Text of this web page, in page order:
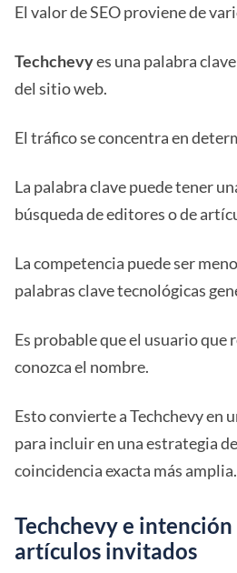
El valor de SEO proviene de
Techchevyes una palabra
del sitio web.
El tráfico se concentra en
La palabra clave puede tener
búsqueda de editores o de
La competencia puede ser
palabras clave tecnológicas
Es probable que el usuario que
conozca el nombre.
Esto convierte a Techchevy en
para incluir en una estrategia
coincidencia exacta más amplia.
Techchevy e
artículos invitados